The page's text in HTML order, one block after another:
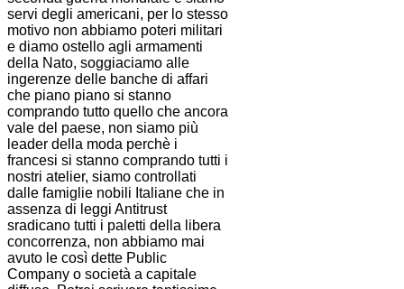
servi degli americani, per lo stesso
motivo non abbiamo poteri militari
e diamo ostello agli armamenti
della Nato, soggiaciamo alle
ingerenze delle banche di affari
che piano piano si stanno
comprando tutto quello che ancora
vale del paese, non siamo più
leader della moda perchè i
francesi si stanno comprando tutti i
nostri atelier, siamo controllati
dalle famiglie nobili Italiane che in
assenza di leggi Antitrust
sradicano tutti i paletti della libera
concorrenza, non abbiamo mai
avuto le così dette Public
Company o società a capitale